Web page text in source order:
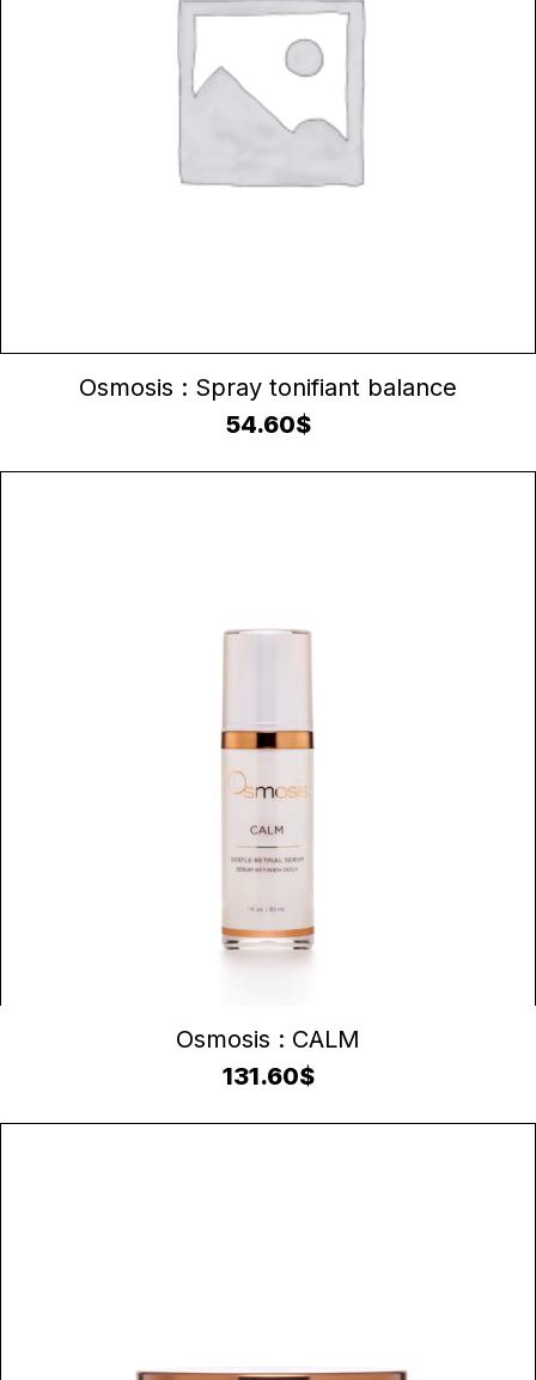
AJOUTER AU PANIER
Osmosis : Spray tonifiant balance
54.60$
AJOUTER AU PANIER
Osmosis : CALM
131.60$